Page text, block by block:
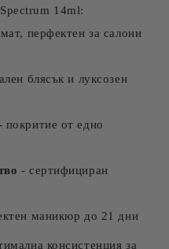
14ml:
перфектен за салони
блясък и луксозен
покритие от едно
- сертифициран
маникюр до 21 дни
консистенция за